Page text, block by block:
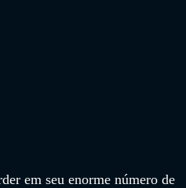
em seu enorme número de